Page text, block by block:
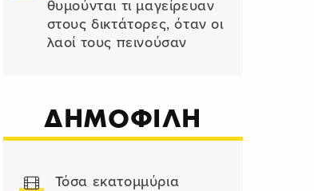
θυμούνται τι μαγείρευαν
στους δικτάτορες, όταν οι
λαοί τους πεινούσαν
ΔΗΜΟΦΙΛΗ
Τόσα εκατομμύρια